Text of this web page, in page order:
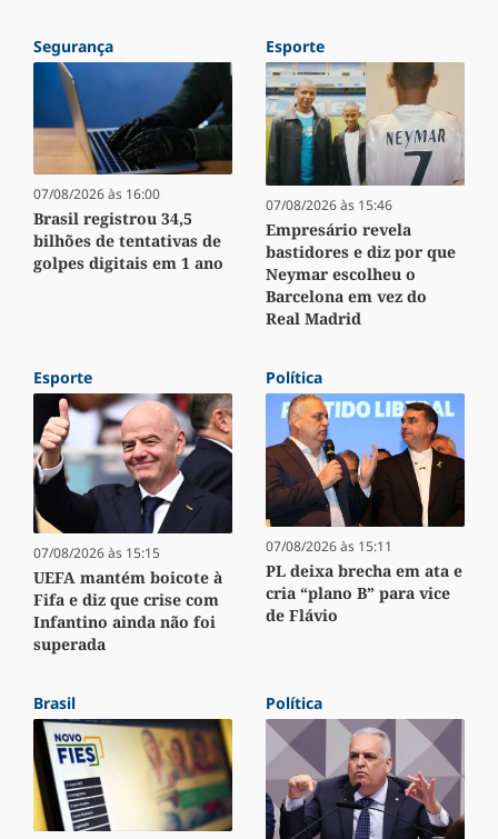
Segurança
07/08/2026 às 16:00
Brasil registrou 34,5
bilhões de tentativas de
golpes digitais em 1 ano
Esporte
07/08/2026 às 15:46
Empresário revela
bastidores e diz por que
Neymar escolheu o
Barcelona em vez do
Real Madrid
Esporte
07/08/2026 às 15:15
UEFA mantém boicote à
Fifa e diz que crise com
Infantino ainda não foi
superada
Política
07/08/2026 às 15:11
PL deixa brecha em ata e
cria “plano B” para vice
de Flávio
Brasil Política